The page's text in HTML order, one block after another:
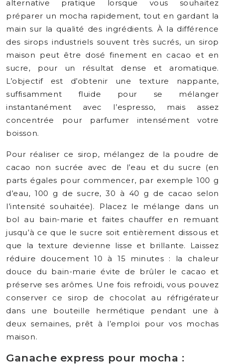
alternative pratique lorsque vous souhaitez
préparer un mocha rapidement, tout en gardant la
main sur la qualité des ingrédients. À la différence
des sirops industriels souvent très sucrés, un sirop
maison peut être dosé finement en cacao et en
sucre, pour un résultat dense et aromatique.
L’objectif est d’obtenir une texture nappante,
suffisamment fluide pour se mélanger
instantanément avec l’espresso, mais assez
concentrée pour parfumer intensément votre
boisson.
Pour réaliser ce sirop, mélangez de la poudre de
cacao non sucrée avec de l’eau et du sucre (en
parts égales pour commencer, par exemple 100 g
d’eau, 100 g de sucre, 30 à 40 g de cacao selon
l’intensité souhaitée). Placez le mélange dans un
bol au bain-marie et faites chauffer en remuant
jusqu’à ce que le sucre soit entièrement dissous et
que la texture devienne lisse et brillante. Laissez
réduire doucement 10 à 15 minutes : la chaleur
douce du bain-marie évite de brûler le cacao et
préserve ses arômes. Une fois refroidi, vous pouvez
conserver ce sirop de chocolat au réfrigérateur
dans une bouteille hermétique pendant une à
deux semaines, prêt à l’emploi pour vos mochas
maison.
Ganache express pour mocha :